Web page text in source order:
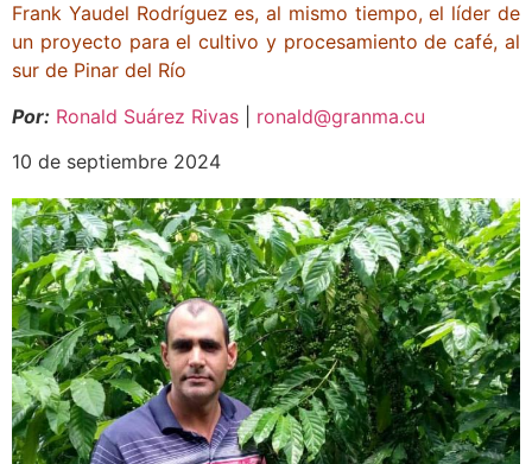
Frank Yaudel Rodríguez es, al mismo tiempo, el líder de
un proyecto para el cultivo y procesamiento de café, al
sur de Pinar del Río
Por: Ronald Suárez Rivas
ronald@granma.cu
10 de septiembre 2024